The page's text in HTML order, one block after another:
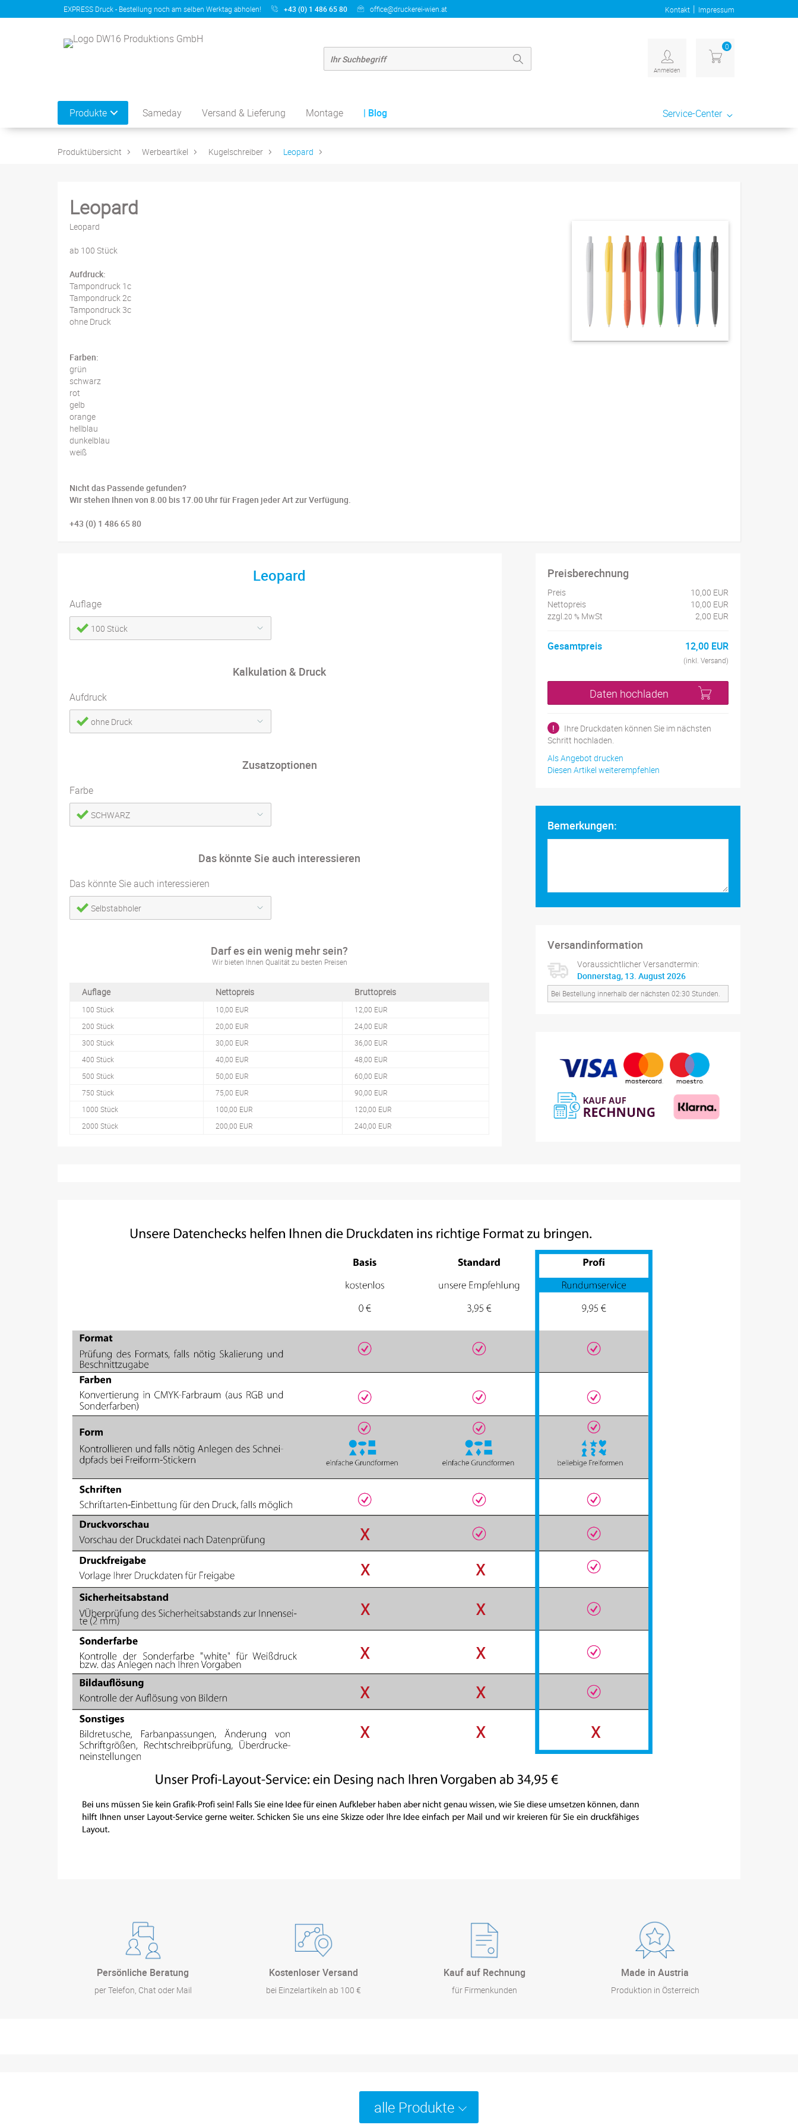
EXPRESS Druck - Bestellung noch am selben Werktag abholen! +43 (0) 1 486 65 80 office@druckerei-wien.at Kontakt | Impressum
Anmelden
0
Produkte Sameday Versand & Lieferung Montage | Blog Service-Center
Produktübersicht Werbeartikel Kugelschreiber Leopard
Leopard
Leopard
ab 100 Stück
Aufdruck:
Tampondruck 1c
Tampondruck 2c
Tampondruck 3c
ohne Druck
Farben:
grün
schwarz
rot
gelb
orange
hellblau
dunkelblau
weiß
Nicht das Passende gefunden?
Wir stehen Ihnen von 8.00 bis 17.00 Uhr für Fragen jeder Art zur Verfügung.
+43 (0) 1 486 65 80
Leopard
Auflage
100 Stück
Kalkulation & Druck
Aufdruck
ohne Druck
Zusatzoptionen
Farbe
SCHWARZ
Das könnte Sie auch interessieren
Das könnte Sie auch interessieren
Selbstabholer
Darf es ein wenig mehr sein?
Wir bieten Ihnen Qualität zu besten Preisen
Auflage Nettopreis Bruttopreis
100 Stück 10,00 EUR
12,00 EUR
200 Stück
20,00 EUR
24,00 EUR
300 Stück
30,00 EUR
36,00 EUR
400 Stück
40,00 EUR
48,00 EUR
500 Stück
50,00 EUR
60,00 EUR
750 Stück
75,00 EUR
90,00 EUR
1000 Stück
100,00 EUR
120,00 EUR
2000 Stück
200,00 EUR 240,00 EUR
Preisberechnung
Preis
10,00 EUR
Nettopreis
10,00 EUR
zzgl.20 % MwSt 2,00 EUR
Gesamtpreis 12,00 EUR
(inkl. Versand)
Daten hochladen
!
Ihre Druckdaten können Sie im nächsten
Schritt hochladen.
Als Angebot drucken
Diesen Artikel weiterempfehlen
Bemerkungen:
Versandinformation
Voraussichtlicher Versandtermin:
Donnerstag, 13. August 2026
Bei Bestellung innerhalb der nächsten 02:30 Stunden.
Persönliche Beratung
per Telefon, Chat oder Mail
Kostenloser Versand
bei Einzelartikeln ab 100 €
Kauf auf Rechnung
für Firmenkunden
Made in Austria
Produktion in Österreich
alle Produkte